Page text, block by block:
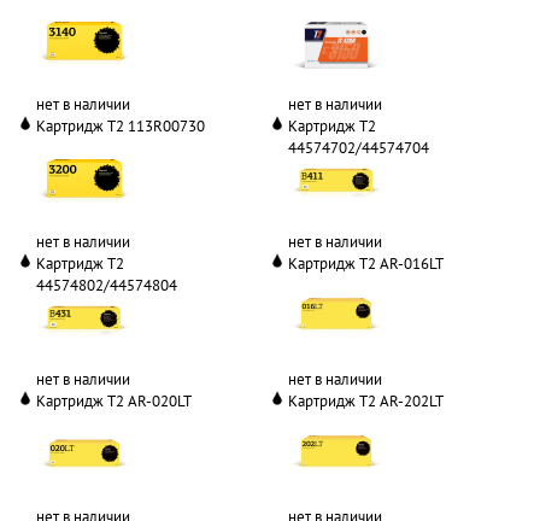
нет в наличии
нет в наличии
Картридж T2 113R00730
нет в наличии
Картридж T2
44574702/44574704
нет в наличии
Картридж T2
44574802/44574804
нет в наличии
Картридж T2 AR-016LT
нет в наличии
Картридж T2 AR-020LT
нет в наличии
Картридж T2 AR-202LT
нет в наличии